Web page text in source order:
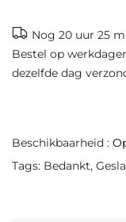
Nog 20 uur 25
Bestel op
dezelfde dag
Beschikbaarheid :
Tags: Bedankt,